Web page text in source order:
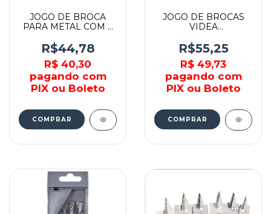
JOGO DE BROCA
PARA METAL COM 9
1865310 - IRWIN
R$44,78
R$ 40,30
pagando com
PIX ou Boleto
COMPRAR
JOGO DE BROCAS
VIDEA
PEÇAS - D-30477 -
MAKITA
R$55,25
R$ 49,73
pagando com
PIX ou Boleto
COMPRAR